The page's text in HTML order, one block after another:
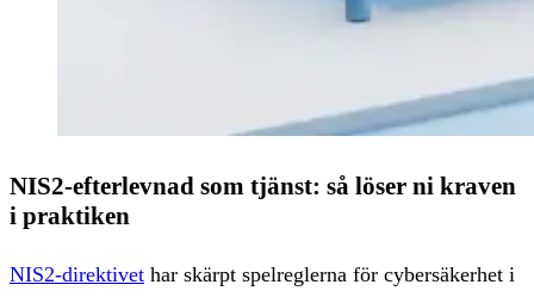
NIS2-efterlevnad som tjänst: så löser ni kraven
i praktiken
NIS2-direktivet har skärpt spelreglerna för cybersäkerhet i